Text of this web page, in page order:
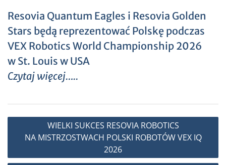
Resovia Quantum Eagles i Resovia Golden
Stars będą reprezentować Polskę podczas
VEX Robotics World Championship 2026
w St. Louis w USA
Czytaj więcej…..
Nawigacja
wpisu
WIELKI SUKCES RESOVIA ROBOTICS
NA MISTRZOSTWACH POLSKI ROBOTÓW VEX IQ
2026